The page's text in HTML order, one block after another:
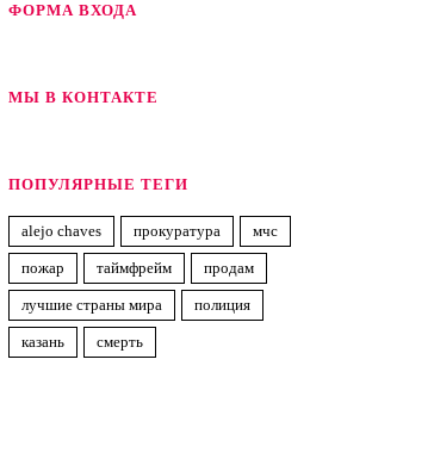
ФОРМА ВХОДА
МЫ В КОНТАКТЕ
ПОПУЛЯРНЫЕ ТЕГИ
alejo chaves прокуратура мчс
пожар таймфрейм продам
лучшие страны мира полиция
казань смерть